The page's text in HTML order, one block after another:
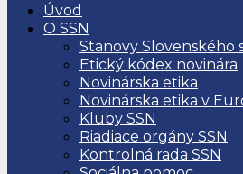
Úvod
O SSN
Stanovy Slovenského
Etický kódex novinára
Novinárska etika
Novinárska etika v
Kluby SSN
Riadiace orgány SSN
Kontrolná rada SSN